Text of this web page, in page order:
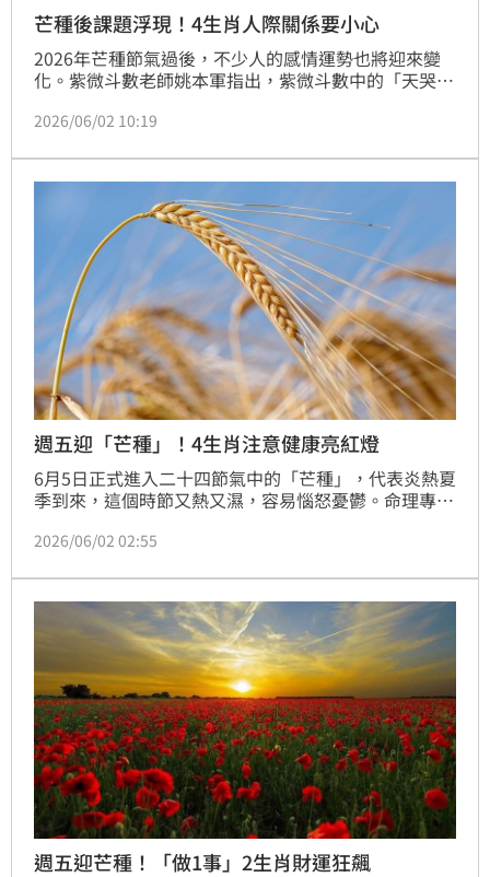
芒種後課題浮現！4生肖人際關係要小心
2026年芒種節氣過後，不少人的感情運勢也將迎來變
化。紫微斗數老師姚本軍指出，紫微斗數中的「天哭
層面上，代表的其實是情感需求被放大後所產生的內在
藏內心的情緒、遺憾與期待，使部分生肖在人際與感情
關係中出現更多覺察與反思，其中「4生肖」感受最為
2026/06/02 10:19
週五迎「芒種」！4生肖注意健康亮紅燈
6月5日正式進入二十四節氣中的「芒種」，代表炎熱夏
季到來，這個時節又熱又濕，容易惱怒憂鬱。命理專家
體健康，尤其是消化系統方面疾病，建議多多休息、適
2026/06/02 02:55
週五迎芒種！「做1事」2生肖財運狂飆